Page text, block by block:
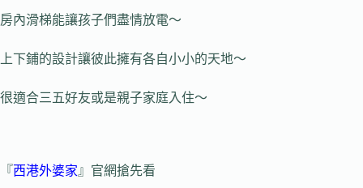
房內滑梯能讓孩子們盡情放電～
上下鋪的設計讓彼此擁有各自小小的天地～
很適合三五好友或是親子家庭入住～
『西港外婆家 』官網搶先看